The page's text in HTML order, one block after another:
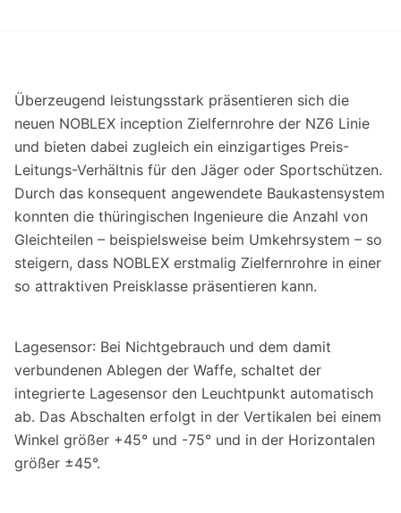
Überzeugend leistungsstark präsentieren sich die
neuen NOBLEX inception Zielfernrohre der NZ6 Linie
und bieten dabei zugleich ein einzigartiges Preis-
Leitungs-Verhältnis für den Jäger oder Sportschützen.
Durch das konsequent angewendete Baukastensystem
konnten die thüringischen Ingenieure die Anzahl von
Gleichteilen – beispielsweise beim Umkehrsystem – so
steigern, dass NOBLEX erstmalig Zielfernrohre in einer
so attraktiven Preisklasse präsentieren kann.
Lagesensor: Bei Nichtgebrauch und dem damit
verbundenen Ablegen der Waffe, schaltet der
integrierte Lagesensor den Leuchtpunkt automatisch
ab. Das Abschalten erfolgt in der Vertikalen bei einem
Winkel größer +45° und -75° und in der Horizontalen
größer ±45°.